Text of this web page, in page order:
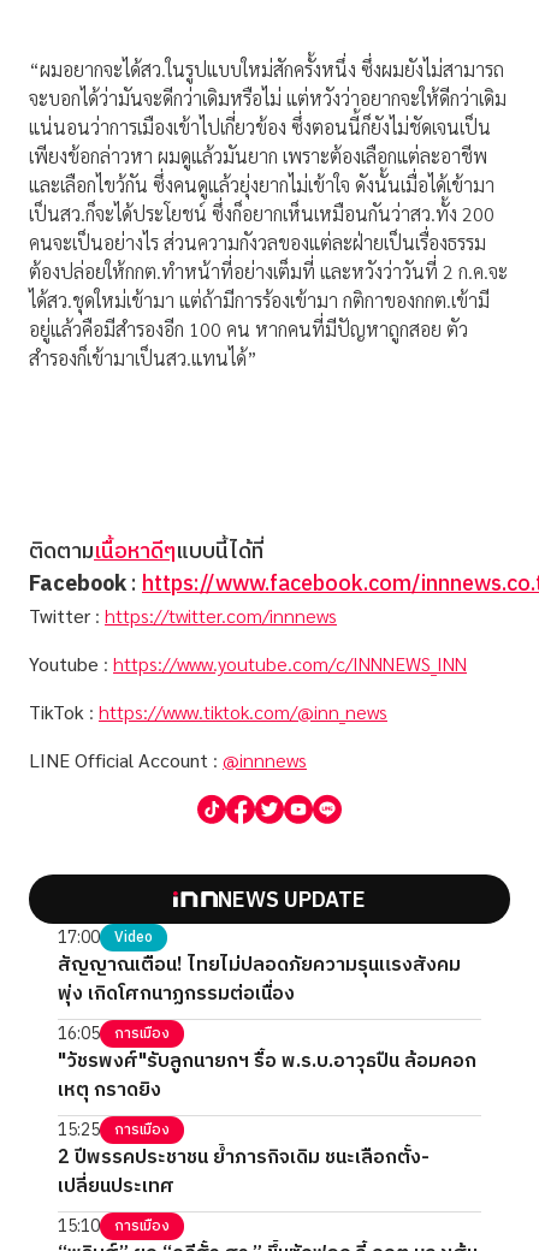
“ผมอยากจะได้สว.ในรูปแบบใหม่สักครั้งหนึ่ง ซึ่งผมยังไม่สามารถ
จะบอกได้ว่ามันจะดีกว่าเดิมหรือไม่ แต่หวังว่าอยากจะให้ดีกว่าเดิม
แน่นอนว่าการเมืองเข้าไปเกี่ยวข้อง ซึ่งตอนนี้ก็ยังไม่ชัดเจนเป็น
เพียงข้อกล่าวหา ผมดูแล้วมันยาก เพราะต้องเลือกแต่ละอาชีพ
และเลือกไขว้กัน ซึ่งคนดูแล้วยุ่งยากไม่เข้าใจ ดังนั้นเมื่อได้เข้ามา
เป็นสว.ก็จะได้ประโยชน์ ซึ่งก็อยากเห็นเหมือนกันว่าสว.ทั้ง 200
คนจะเป็นอย่างไร ส่วนความกังวลของแต่ละฝ่ายเป็นเรื่องธรรม
ต้องปล่อยให้กกต.ทำหน้าที่อย่างเต็มที่ และหวังว่าวันที่ 2 ก.ค.จะ
ได้สว.ชุดใหม่เข้ามา แต่ถ้ามีการร้องเข้ามา กติกาของกกต.เข้ามี
อยู่แล้วคือมีสำรองอีก 100 คน หากคนที่มีปัญหาถูกสอย ตัว
สำรองก็เข้ามาเป็นสว.แทนได้”
ติดตามเนื้อหาดีๆแบบนี้ได้ที่
Facebook: https://www.facebook.com/
Twitter : https://twitter.com/innnews
Youtube : https://www.youtube.com/c/INNNEWS_INN
TikTok : https://www.tiktok.com/@inn_news
LINE Official Account : @innnews
NEWS UPDATE
17:00 Video
สัญญาณเตือน! ไทยไม่ปลอดภัยความรุนแรงสังคม
พุ่ง เกิดโศกนาฏกรรมต่อเนื่อง
16:05 การเมือง
"วัชรพงศ์"รับลูกนายกฯ รื้อ พ.ร.บ.อาวุธปืน ล้อมคอก
เหตุ กราดยิง
15:25 การเมือง
2 ปีพรรคประชาชน ย้ำภารกิจเดิม ชนะเลือกตั้ง-
เปลี่ยนประเทศ
15:10 การเมือง